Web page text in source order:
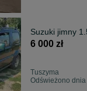
Suzuki jimny
6 000 zł
Tuszyma
Odświeżono